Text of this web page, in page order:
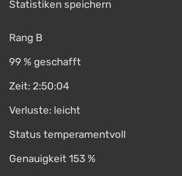
Statistiken speichern
Rang B
99 % geschafft
Zeit: 2:50:04
Verluste: leicht
Status temperamentvoll
Genauigkeit 153 %